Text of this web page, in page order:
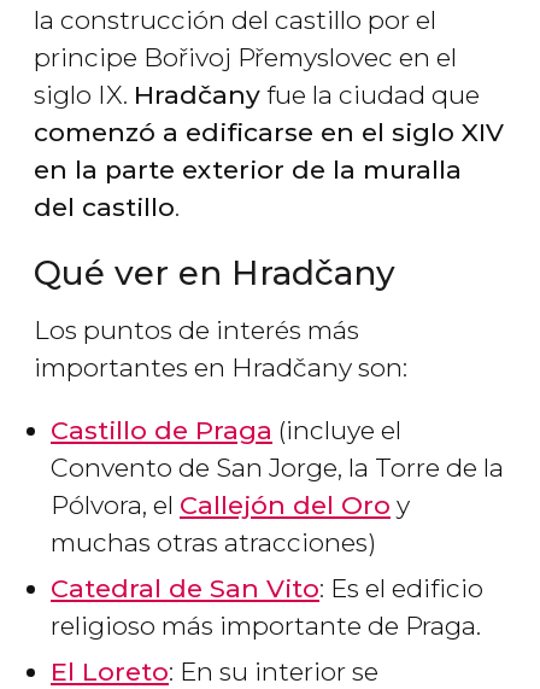
la construcción del castillo por el
principe Bořivoj Přemyslovec en el
siglo IX. Hradčany fue la ciudad que
comenzó a edificarse en el siglo XIV
en la parte exterior de la muralla
del castillo.
Qué ver en Hradčany
Los puntos de interés más
importantes en Hradčany son:
Castillo de Praga (incluye el
Convento de San Jorge, la Torre de la
Pólvora, el Callejón del Oro y
muchas otras atracciones)
Catedral de San Vito: Es el edificio
religioso más importante de Praga.
El Loreto: En su interior se